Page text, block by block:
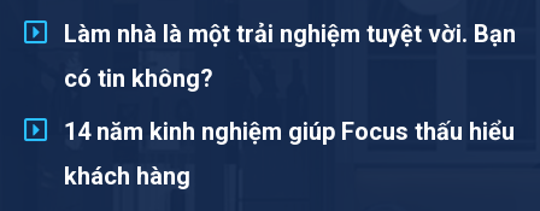
Làm nhà là một trải nghiệm tuyệt vời. Bạn
có tin không?
14 năm kinh nghiệm giúp Focus thấu hiểu
khách hàng